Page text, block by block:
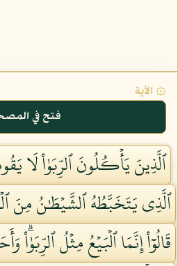
۞ الآية
فتح في
ٱلَّذِينَ يَأۡكُلُونَ ٱلرِّبَوٰاْ لَا
ٱلَّذِي يَتَخَبَّطُهُ ٱلشَّيۡطَٰنُ مِنَ
قَالُوٓاْ إِنَّمَا ٱلۡبَيۡعُ مِثۡلُ ٱلرِّبَوٰاْۗ